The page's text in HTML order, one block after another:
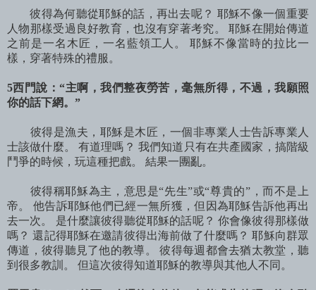
彼得為何聽從耶穌的話，再出去呢？ 耶穌不像一個重要
人物那樣受過良好教育，也沒有穿著考究。 耶穌在開始傳道
之前是一名木匠，一名藍領工人。 耶穌不像當時的拉比一
樣，穿著特殊的禮服。
5西門說：“主啊，我們整夜勞苦，毫無所得，不過，我願照
你的話下網。”
彼得是漁夫，耶穌是木匠，一個非專業人士告訴專業人
士該做什麼。 有道理嗎？ 我們知道只有在共產國家，搞階級
鬥爭的時候，玩這種把戲。 結果一團亂。
彼得稱耶穌為主，意思是“先生”或“尊貴的”，而不是上
帝。 他告訴耶穌他們已經一無所獲，但因為耶穌告訴他再出
去一次。 是什麼讓彼得聽從耶穌的話呢？ 你會像彼得那樣做
嗎？ 還記得耶穌在邀請彼得出海前做了什麼嗎？ 耶穌向群眾
傳道，彼得聽見了他的教導。 彼得每週都會去猶太教堂，聽
到很多教訓。 但這次彼得知道耶穌的教導與其他人不同。